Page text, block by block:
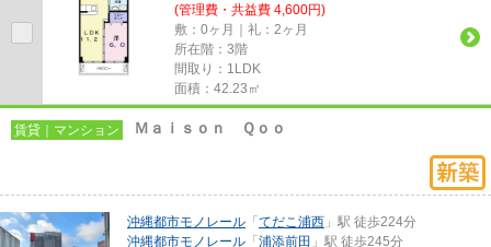
(管理費・共益費 4,600円)
敷：0ヶ月｜礼：2ヶ月
所在階：3階
間取り：1LDK
面積：42.23㎡
賃貸｜マンション Ｍａｉｓｏｎ Ｑｏｏ
沖縄都市モノレール 「 てだこ浦西 」駅 徒歩224分
沖縄都市モノレール 「 浦添前田 」駅 徒歩245分